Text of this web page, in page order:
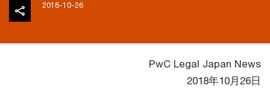
2018-10-26
PwC Legal Japan News
2018年10月26日